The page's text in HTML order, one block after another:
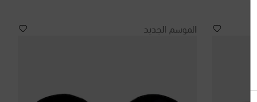
الموسم الجديد